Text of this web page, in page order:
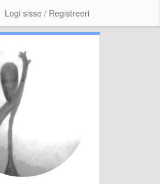
Logi sisse / Registreeri